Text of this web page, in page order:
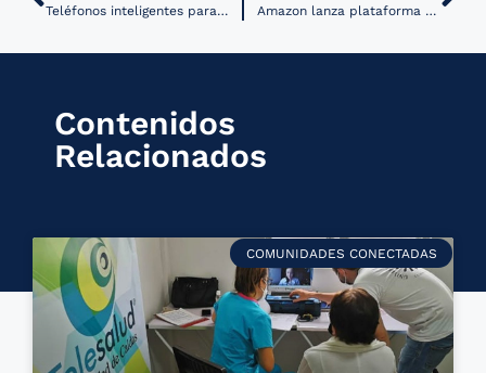
Teléfonos inteligentes para la predicción de mortalidad Amazon lanza plataforma basada en aprendizaje automático para la transformación de datos genómicos
Contenidos
Relacionados
COMUNIDADES CONECTADAS